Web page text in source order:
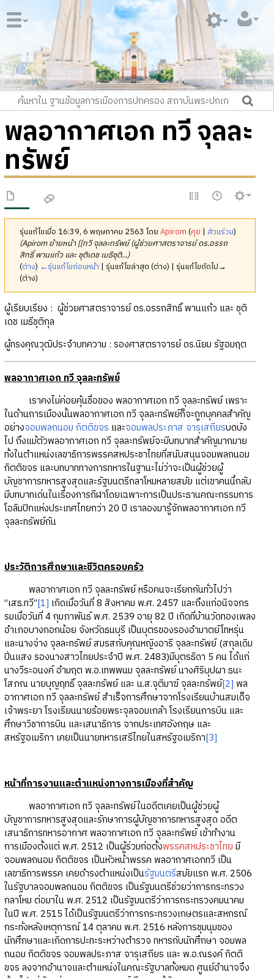
พลอากาศเอก ทวี จุลละ
ทรัพย์
รุ่นแก้ไขเมื่อ 16:39, 6 พฤษภาคม 2563 โดยApirom (คุย | ส่วนร่วม)
(Apirom ย้ายหน้า [[ทวี จุลละทรัพย์ (ผู้ช่วยศาสตราจารย์ ดร.อรรถ
สิทธิ์ พานแก้ว และ ชุติเดช เมธีชุติ...)
(ต่าง) ←รุ่นแก้ไขก่อนหน้า | รุ่นแก้ไขล่าสุด (ต่าง) | รุ่นแก้ไขถัดไป→
(ต่าง)
ผู้เรียบเรียง : ผู้ช่วยศาสตราจารย์ ดร.อรรถสิทธิ์ พานแก้ว และ ชุติ
เดช เมธีชุติกุล
ผู้ทรงคุณวุฒิประจำบทความ : รองศาสตราจารย์ ดร.นิยม รัฐอมฤต
พลอากาศเอก ทวี จุลละทรัพย์
เราคงไม่ค่อยคุ้นชื่อของ พลอากาศเอก ทวี จุลละทรัพย์ เพราะ
ในด้านการเมืองนั้นพลอากาศเอก ทวี จุลละทรัพย์ก็จะถูกบุคคลสำคัญ
อย่างจอมพลถนอม กิตติขจร และจอมพลประภาส จารุเสถียรบดบัง
ไป ถึงแม้ตัวพลอากาศเอก ทวี จุลละทรัพย์จะมีบทบาทสำคัญมากมาย
ทั้งในตำแหน่งเลขาธิการพรรคสหประชาไทยที่สนับสนุนจอมพลถนอม
กิตติขจร และบทบาททางการทหารในฐานะไม่ว่าจะเป็นผู้ช่วยผู้
บัญชาการทหารสูงสุดและรัฐมนตรีกลาโหมหลายสมัย แต่เขาคนนี้กลับ
มีบทบาทเด่นในเรื่องการกีฬาโดยเฉพาะการเป็นประธานคณะกรรมการ
โอลิมปิกแห่งประเทศไทยกว่า 20 ปี เราลองมารู้จักพลอากาศเอก ทวี
จุลละทรัพย์กัน
ประวัติการศึกษาและชีวิตครอบครัว
พลอากาศเอก ทวี จุลละทรัพย์ หรือคนจะเรียกกันทั่วไปว่า
“เสธ.ทวี”[1] เกิดเมื่อวันที่ 8 สิงหาคม พ.ศ. 2457 และถึงแก่อนิจจกร
รมเมื่อวันที่ 4 กุมภาพันธ์ พ.ศ. 2539 อายุ 82 ปี เกิดที่บ้านวัดทองเพลง
อำเภอบางกอกน้อย จังหวัดธนบุรี เป็นบุตรของรองอำมาตย์โทหรุ่น
และนางจ่าง จุลละทรัพย์ สมรสกับคุณหญิงอารี จุลละทรัพย์ (สกุลเดิม
ปิ่นแสง รองนางสาวไทยประจำปี พ.ศ. 2483)มีบุตรธิดา 5 คน ได้แก่
นางวีระอนงค์ อำมฤต พ.อ.เทพพนม จุลละทรัพย์ นางศิริบุปผา ธนะ
โสภณ นายบุญฤทธิ์ จุลละทรัพย์ และ น.ส.จุติมาฆ์ จุลละทรัพย์[2] พล
อากาศเอก ทวี จุลละทรัพย์ สำเร็จการศึกษาจากโรงเรียนบ้านสมเด็จ
เจ้าพระยา โรงเรียนนายร้อยพระจุลจอมเกล้า โรงเรียนการบิน และ
ศึกษาวิชาการบิน และเสนาธิการ จากประเทศอังกฤษ และ
สหรัฐอเมริกา เคยเป็นนายทหารเสรีไทยในสหรัฐอเมริกา[3]
หน้าที่การงานและตำแหน่งทางการเมืองที่สำคัญ
พลอากาศเอก ทวี จุลละทรัพย์ในอดีตเคยเป็นผู้ช่วยผู้
บัญชาการทหารสูงสุดและรักษาการผู้บัญชาการทหารสูงสุด อดีต
เสนาธิการทหารอากาศ พลอากาศเอก ทวี จุลละทรัพย์ เข้าทำงาน
การเมืองตั้งแต่ พ.ศ. 2512 เป็นผู้ร่วมก่อตั้งพรรคสหประชาไทย มี
จอมพลถนอม กิตติขจร เป็นหัวหน้าพรรค พลอากาศเอกทวี เป็น
เลขาธิการพรรค เคยดำรงตำแหน่งเป็นรัฐมนตรีสมัยแรก พ.ศ. 2506
ในรัฐบาลจอมพลถนอม กิตติขจร เป็นรัฐมนตรีช่วยว่าการกระทรวง
กลาโหม ต่อมาใน พ.ศ. 2512 เป็นรัฐมนตรีว่าการกระทรวงคมนาคม
ในปี พ.ศ. 2515 ได้เป็นรัฐมนตรีว่าการกระทรวงเกษตรและสหกรณ์
กระทั่งหลังเหตุการณ์ 14 ตุลาคม พ.ศ. 2516 หลังการชุมนุมของ
นักศึกษาและเกิดการปะทะระหว่างตำรวจ ทหารกับนักศึกษา จอมพล
ถนอม กิตติขจร จอมพลประภาส จารุเสถียร และ พ.อ.ณรงค์ กิตติ
ขจร ลงจากอำนาจและตำแหน่งในคณะรัฐบาลทั้งหมด ศูนย์อำนาจจึง